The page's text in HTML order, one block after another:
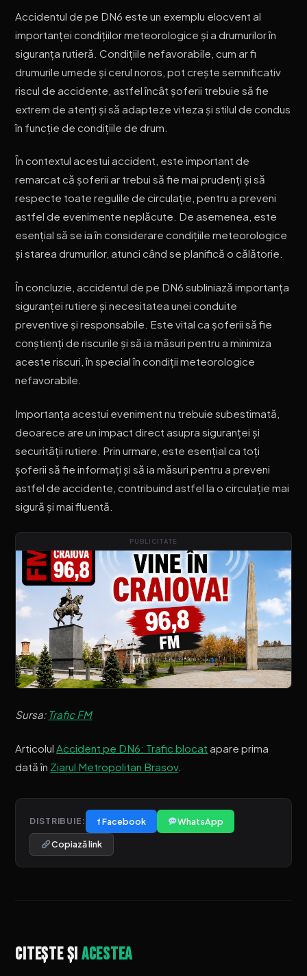
Accidentul de pe DN6 este un exemplu elocvent al
importanței condițiilor meteorologice și a drumurilor în
siguranța rutieră. Condițiile nefavorabile, cum ar fi
drumurile umede și cerul noros, pot crește semnificativ
riscul de accidente, astfel încât șoferii trebuie să fie
extrem de atenți și să adapteze viteza și stilul de condus
în funcție de condițiile de drum.
În contextul acestui accident, este important de
remarcat că șoferii ar trebui să fie mai prudenți și să
respecte toate regulile de circulație, pentru a preveni
astfel de evenimente neplăcute. De asemenea, este
esențial să se ia în considerare condițiile meteorologice
și starea drumurilor, atunci când se planifică o călătorie.
În concluzie, accidentul de pe DN6 subliniază importanța
siguranței rutiere și necesitatea unei conduite
preventive și responsabile. Este vital ca șoferii să fie
conștienți de riscurile și să ia măsuri pentru a minimiza
aceste riscuri, în special în condiții meteorologice
nefavorabile.
Importanța acestui eveniment nu trebuie subestimată,
deoarece are un impact direct asupra siguranței și
securității rutiere. Prin urmare, este esențial ca toți
șoferii să fie informați și să ia măsuri pentru a preveni
astfel de accidente, contribuind astfel la o circulație mai
sigură și mai fluentă.
PUBLICITATE
Sursa: Trafic FM
Articolul Accident pe DN6: Trafic blocat apare prima
dată în Ziarul Metropolitan Brasov.
DISTRIBUIE: f Facebook WhatsApp
Copiază link
Citește șiacestea